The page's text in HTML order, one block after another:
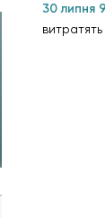
30 липня
витратять